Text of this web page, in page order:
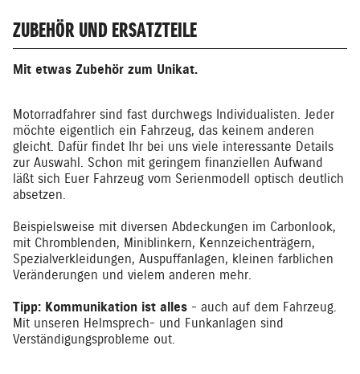
ZUBEHÖR UND ERSATZTEILE
Mit etwas Zubehör zum Unikat.
Motorradfahrer sind fast durchwegs Individualisten. Jeder
möchte eigentlich ein Fahrzeug, das keinem anderen
gleicht. Dafür findet Ihr bei uns viele interessante Details
zur Auswahl. Schon mit geringem finanziellen Aufwand
läßt sich Euer Fahrzeug vom Serienmodell optisch deutlich
absetzen.
Beispielsweise mit diversen Abdeckungen im Carbonlook,
mit Chromblenden, Miniblinkern, Kennzeichenträgern,
Spezialverkleidungen, Auspuffanlagen, kleinen farblichen
Veränderungen und vielem anderen mehr.
Tipp: Kommunikation ist alles - auch auf dem Fahrzeug.
Mit unseren Helmsprech- und Funkanlagen sind
Verständigungsprobleme out.